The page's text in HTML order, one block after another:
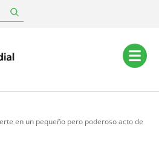
en un pequeño pero poderoso acto de